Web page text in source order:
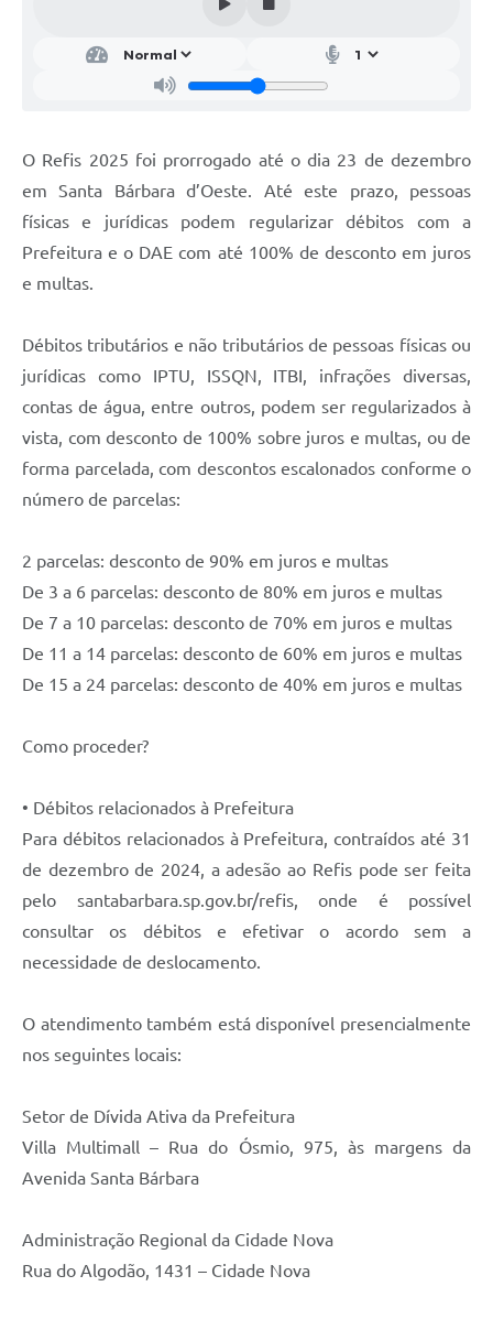
Parcerias com Organização da Sociedade Civil (OSC)
Conselhos Municipais
Principal
Galeria de Fotos
Galeria de Vídeos
Links
Enquete
Agenda
Plano Municipal de Segurança Pública
Plano de Contratações Anuais
O Refis 2025 foi prorrogado até o dia 23 de dezembro
em Santa Bárbara d’Oeste. Até este prazo, pessoas
físicas e jurídicas podem regularizar débitos com a
Prefeitura e o DAE com até 100% de desconto em juros
e multas.
Débitos tributários e não tributários de pessoas físicas ou
jurídicas como IPTU, ISSQN, ITBI, infrações diversas,
contas de água, entre outros, podem ser regularizados à
vista, com desconto de 100% sobre juros e multas, ou de
forma parcelada, com descontos escalonados conforme o
número de parcelas:
2 parcelas: desconto de 90% em juros e multas
De 3 a 6 parcelas: desconto de 80% em juros e multas
De 7 a 10 parcelas: desconto de 70% em juros e multas
De 11 a 14 parcelas: desconto de 60% em juros e multas
De 15 a 24 parcelas: desconto de 40% em juros e multas
Como proceder?
• Débitos relacionados à Prefeitura
Para débitos relacionados à Prefeitura, contraídos até 31
de dezembro de 2024, a adesão ao Refis pode ser feita
pelo santabarbara.sp.gov.br/refis, onde é possível
consultar os débitos e efetivar o acordo sem a
necessidade de deslocamento.
O atendimento também está disponível presencialmente
nos seguintes locais:
Setor de Dívida Ativa da Prefeitura
Villa Multimall – Rua do Ósmio, 975, às margens da
Avenida Santa Bárbara
Administração Regional da Cidade Nova
Rua do Algodão, 1431 – Cidade Nova